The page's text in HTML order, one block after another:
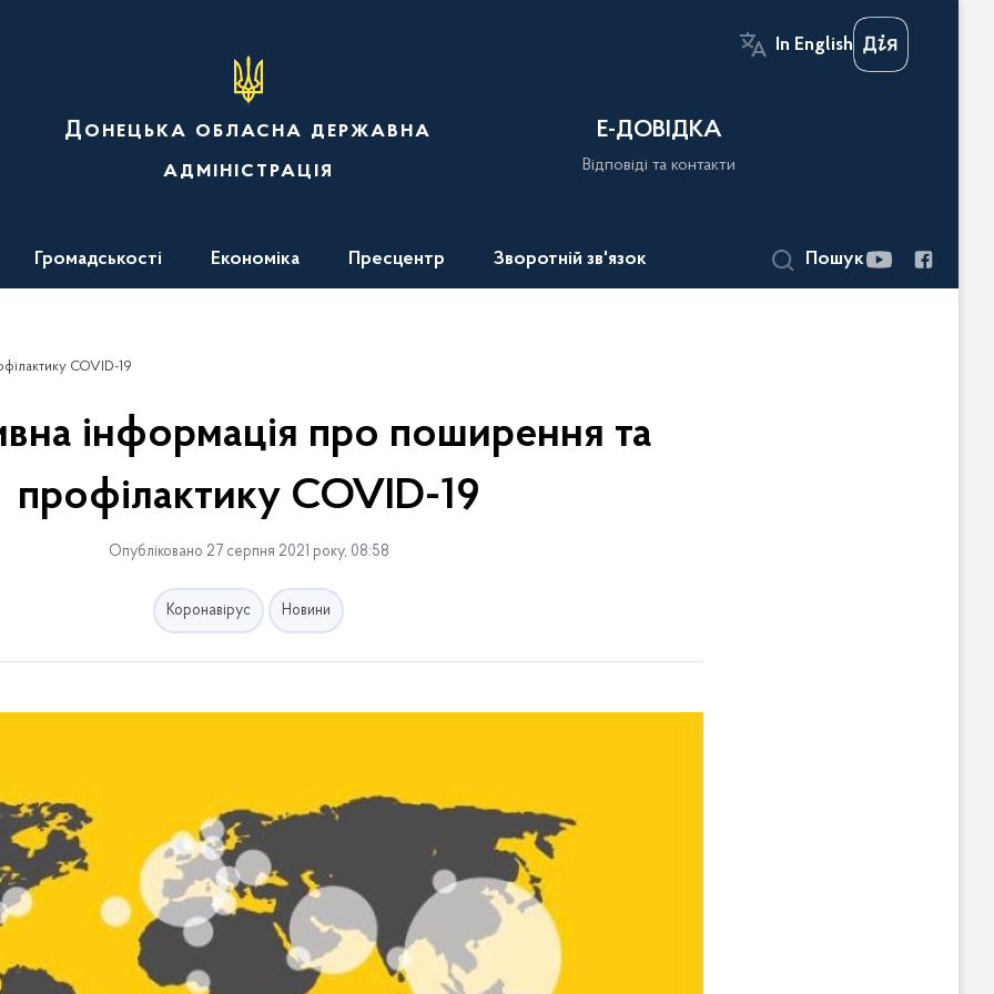
In English
Донецька обласна державна
адміністрація
Е-ДОВІДКА
Відповіді та контакти
Громадськості Економіка Пресцентр Зворотній зв'язок Пошук
COVID-19
інформація про поширення та
профілактику COVID-19
Опубліковано 27 серпня 2021 року, 08:58
Коронавірус Новини